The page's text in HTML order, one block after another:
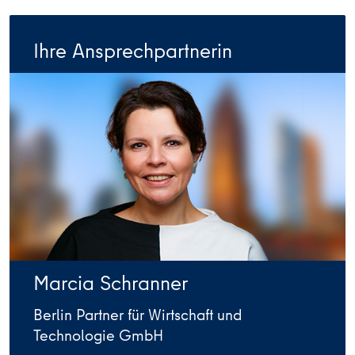
Ihre Ansprechpartnerin
Marcia Schranner
Berlin Partner für Wirtschaft und
Technologie GmbH